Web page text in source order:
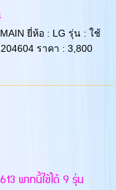
ยี่ห้อ : LG รุ่น : ใช้
ราคา : 3,800
พาทนี้ใช้ได้ 9 รุ่น